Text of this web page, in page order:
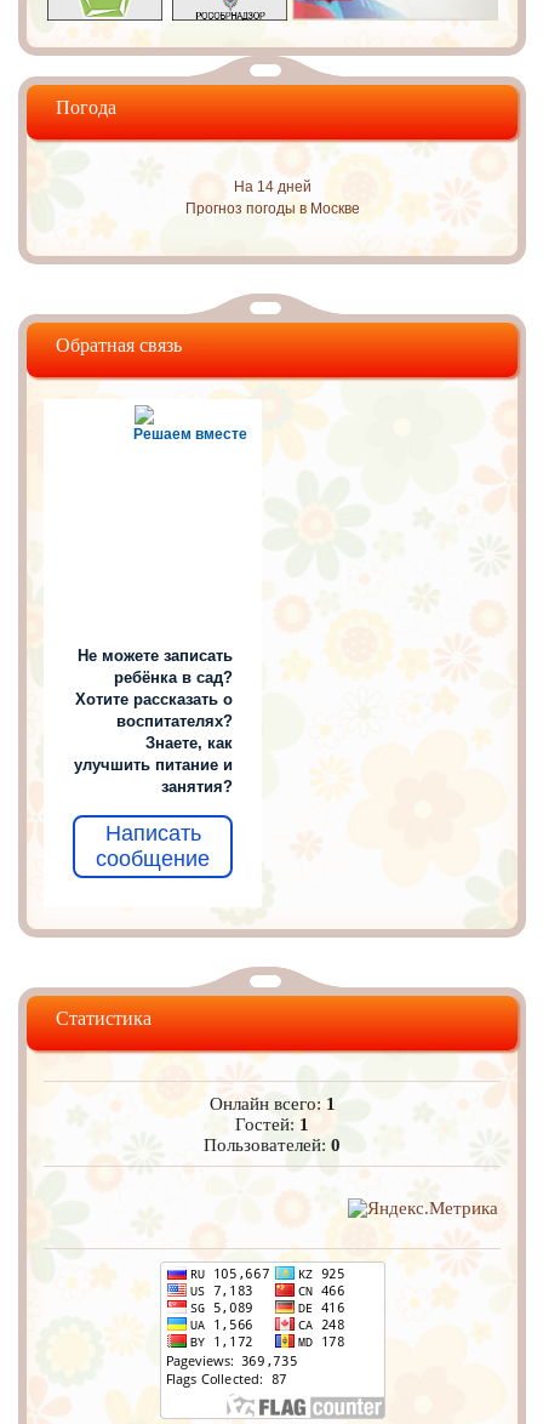
Погода
На 14 дней
Прогноз погоды в Москве
Обратная связь
Решаем вместе
Не можете записать
ребёнка в сад?
Хотите рассказать о
воспитателях?
Знаете, как
улучшить питание и
занятия?
Написать
сообщение
Статистика
Онлайн всего: 1
Гостей: 1
Пользователей:0